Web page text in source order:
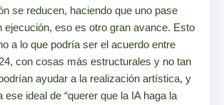
se reducen, haciendo que uno pase
ejecución, eso es otro gran avance. Esto
a lo que podría ser el acuerdo entre
con cosas más estructurales y no tan
ayudar a la realización artística, y
ese ideal de “querer que la IA haga la